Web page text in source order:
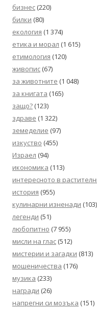
бизнес (220)
билки (80)
екология (1 374)
етика и морал (1 615)
етимология (120)
живопис (67)
за животните (1 048)
за книгата (165)
защо? (123)
здраве (1 322)
земеделие (97)
изкуство (455)
Израел (94)
икономика (113)
интересното в
история (955)
кулинарни изненади (103)
легенди (51)
любопитно (7 955)
мисли на глас (512)
мистерии и загадки (813)
мошеничества (176)
музика (233)
награди (26)
напрегни си мозъка (151)